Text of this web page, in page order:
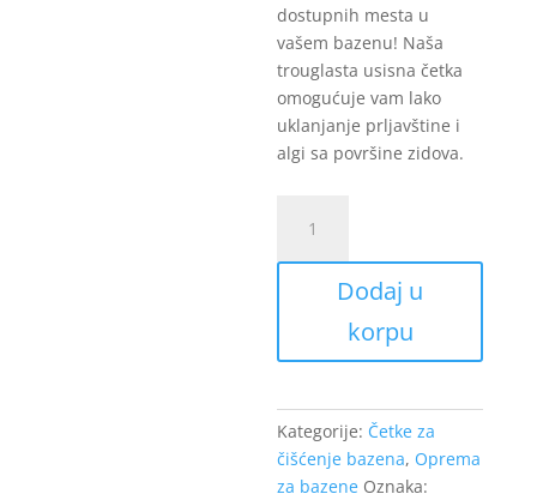
dostupnih mesta u
vašem bazenu! Naša
trouglasta usisna četka
omogućuje vam lako
uklanjanje prljavštine i
algi sa površine zidova.
četka
Nero
trouglastaDodaj u
korpu
Kategorije: Četke za
čišćenje bazena, Oprema
za bazene Oznaka: